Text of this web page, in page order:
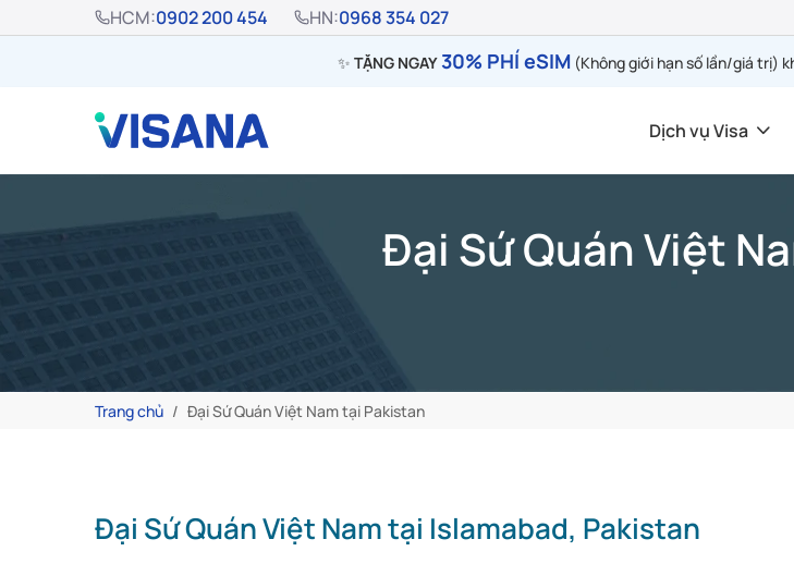
HCM:0902 200 454 HN:0968 354 027
✨ TẶNG NGAY30% PHÍ eSIM (Không giới hạn số lần/giá trị)
Dịch vụ Visa
Đại Sứ Quán Việt
Trang chủ Đại Sứ Quán Việt Nam tại Pakistan
Đại Sứ Quán Việt Nam tại Islamabad, Pakistan